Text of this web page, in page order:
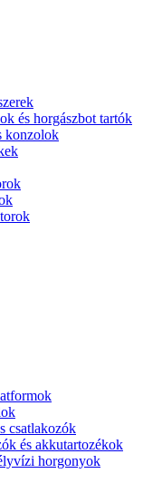
és horgászbot tartók
konzolok
csatlakozók
és akkutartozékok
horgonyok